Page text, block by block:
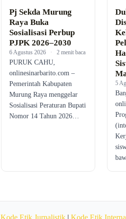
Pj Sekda Murung
Raya Buka
Sosialisasi Perbup
PJPK 2026–2030
6 Agustus 2026 · 2 menit baca
PURUK CAHU,
onlinesinarbarito.com –
Pemerintah Kabupaten
Murung Raya menggelar
Sosialisasi Peraturan Bupati
Nomor 14 Tahun 2026…
5
Kode Etik Jurnalistik | Kode Etik